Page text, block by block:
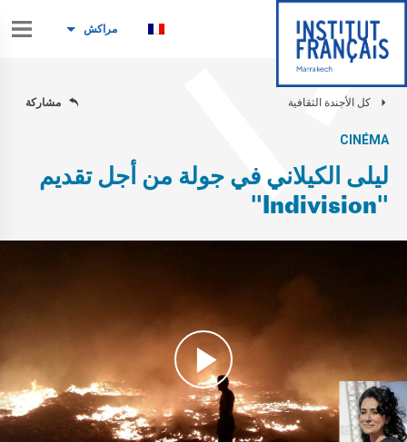
مراكش
كل الأجندة الثقافية مشاركة
CINÉMA
ليلى الكيلاني في جولة من أجل تقديم
"Indivision"